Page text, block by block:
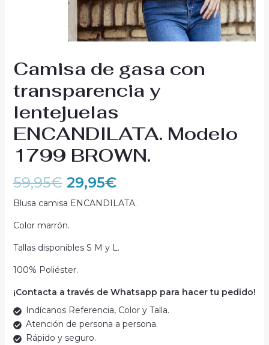
Camisa de gasa con
transparencia y
lentejuelas
ENCANDILATA. Modelo
1799 BROWN.
59,95€ 29,95€
Blusa camisa ENCANDILATA.
Color marrón.
Tallas disponibles S M y L.
100% Poliéster.
¡Contacta a través de Whatsapp para hacer tu pedido!
Indícanos Referencia, Color y Talla.
Atención de persona a persona.
Rápido y seguro.